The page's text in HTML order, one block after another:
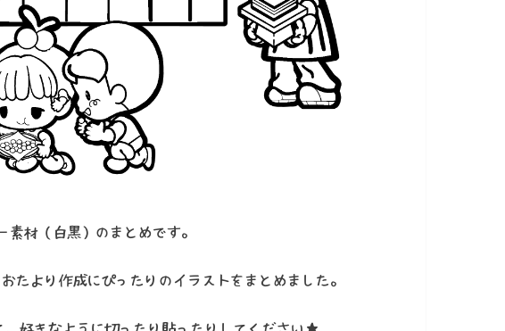
材（白黒）のまとめです。
たより作成にぴったりのイラストをまとめました。